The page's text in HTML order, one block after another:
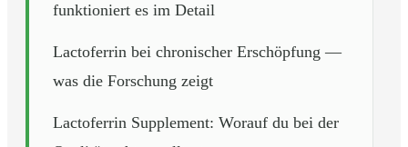
funktioniert es im Detail
Lactoferrin bei chronischer Erschöpfung —
was die Forschung zeigt
Lactoferrin Supplement: Worauf du bei der